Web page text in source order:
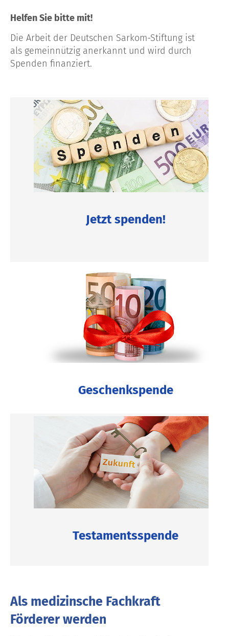
Helfen Sie bitte mit!
Die Arbeit der Deutschen Sarkom-Stiftung ist
als gemeinnützig anerkannt und wird durch
Spenden finanziert.
Jetzt spenden!
Geschenkspende
Testamentsspende
Als medizinsche Fachkraft
Förderer werden